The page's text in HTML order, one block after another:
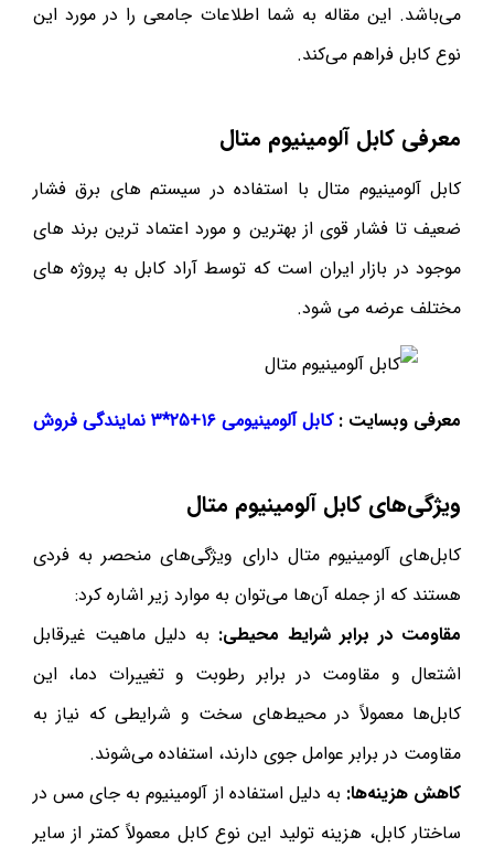
می‌باشد. این مقاله به شما اطلاعات جامعی را در مورد این
نوع کابل فراهم می‌کند.
معرفی کابل آلومینیوم متال
کابل آلومینیوم متال با استفاده در سیستم های برق فشار
ضعیف تا فشار قوی از بهترین و مورد اعتماد ترین برند های
موجود در بازار ایران است که توسط آراد کابل به پروژه های
مختلف عرضه می شود.
معرفی وبسایت : کابل آلومینیومی ۱۶+۲۵*۳ نمایندگی فروش
ویژگی‌های کابل آلومینیوم متال
کابل‌های آلومینیوم متال دارای ویژگی‌های منحصر به فردی
هستند که از جمله آن‌ها می‌توان به موارد زیر اشاره کرد:
مقاومت در برابر شرایط محیطی: به دلیل ماهیت غیرقابل
اشتعال و مقاومت در برابر رطوبت و تغییرات دما، این
کابل‌ها معمولاً در محیط‌های سخت و شرایطی که نیاز به
مقاومت در برابر عوامل جوی دارند، استفاده می‌شوند.
کاهش هزینه‌ها: به دلیل استفاده از آلومینیوم به جای مس در
ساختار کابل، هزینه تولید این نوع کابل معمولاً کمتر از سایر